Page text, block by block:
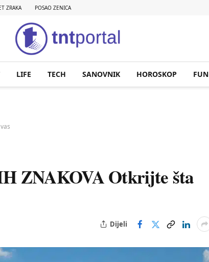
ZRAKA POSAO ZENICA
LIFE TECH SANOVNIK HOROSKOP FUN
ZNAKOVA Otkrijte šta
Dijeli